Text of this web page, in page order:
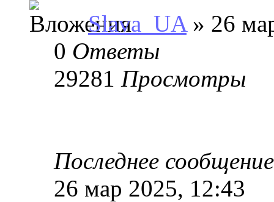
Slava_UA» 26
0 Ответы
29281 Просмотры
Последнее
26 мар 2025, 12:43